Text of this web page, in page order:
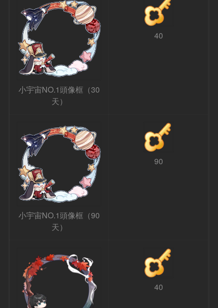
小宇宙NO.1頭像框（30
天）
40
小宇宙NO.1頭像框（90
天）
90
40